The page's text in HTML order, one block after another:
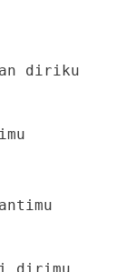
diriku